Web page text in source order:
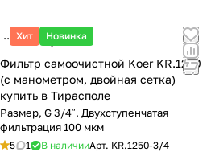
Хит Новинка
880 ₽/шт
Фильтр самоочистной Koer KR.1250
(с манометром, двойная сетка)
купить в Тирасполе
Размер, G 3/4″. Двухступенчатая
фильтрация 100 мкм
5 1 В наличииАрт. KR.1250-3/4